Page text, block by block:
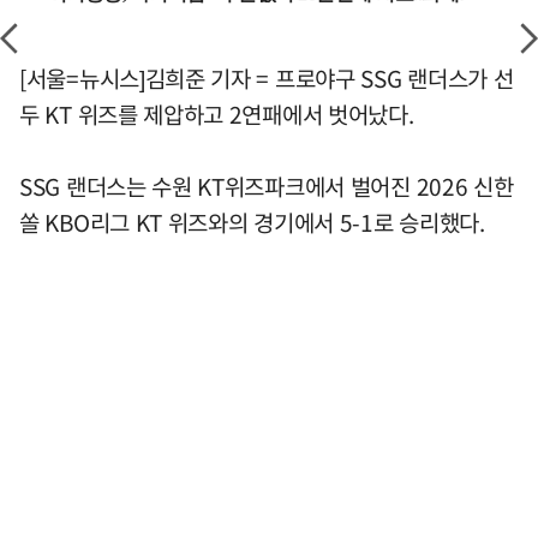
[서울=뉴시스]김희준 기자 = 프로야구 SSG 랜더스가 선
두 KT 위즈를 제압하고 2연패에서 벗어났다.
SSG 랜더스는 수원 KT위즈파크에서 벌어진 2026 신한
쏠 KBO리그 KT 위즈와의 경기에서 5-1로 승리했다.